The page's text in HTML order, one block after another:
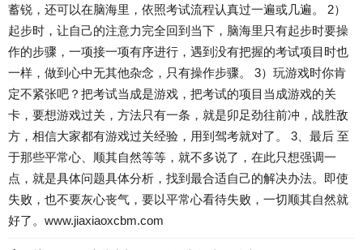
蓄锐，还可以在脑海里，依照考试流程认真过一遍或几遍。 2）
起步时，让自己的注意力完全回到当下，脑海里只有起步时要操
作的步骤，一项接一项有序进行，遇到没有把握的考试项目时也
一样，做到心中无其他杂念，只有操作步骤。 3）玩游戏时你肯
定不紧张吧？把考试当成是游戏，把考试的项目当成游戏的关
卡，要想游戏过关，方法只有一条，就是卯足劲往前冲，战胜敌
方，相信大家都有游戏过关经验，用到驾考就对了。 3、最后 至
于那些平常心、顺其自然等等，就不多说了，在此只想强调一
点，就是具体问题具体分析，找到最合适自己的解决办法。即使
失败，也不要灰心丧气，要以平常心看待失败，一切顺其自然就
好了。www.jiaxiaoxcbm.com